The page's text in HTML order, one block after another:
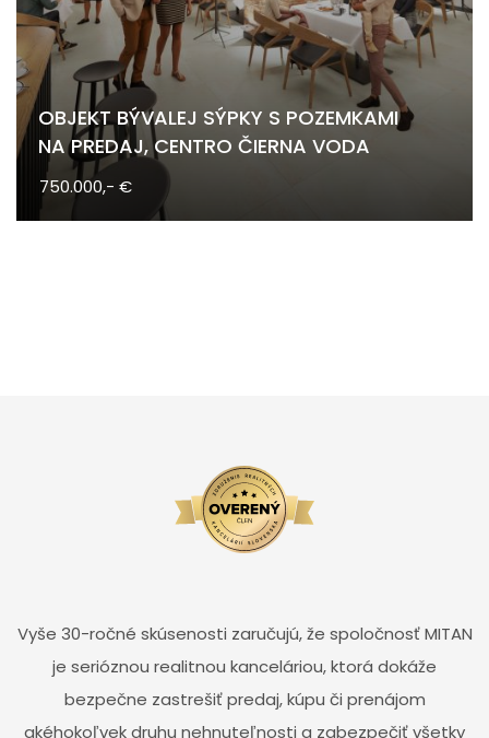
OBJEKT BÝVALEJ SÝPKY S POZEMKAMI
NA PREDAJ, CENTRO ČIERNA VODA
750.000,- €
Vyše 30-ročné skúsenosti zaručujú, že spoločnosť MITAN
je serióznou realitnou kanceláriou, ktorá dokáže
bezpečne zastrešiť predaj, kúpu či prenájom
akéhokoľvek druhu nehnuteľnosti a zabezpečiť všetky